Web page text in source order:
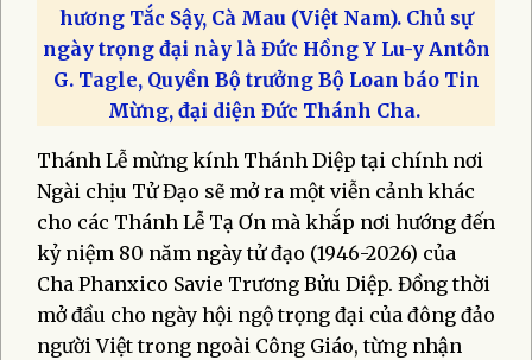
hương Tắc Sậy, Cà Mau (Việt Nam). Chủ sự
ngày trọng đại này là Đức Hồng Y Lu-y Antôn
G. Tagle, Quyền Bộ trưởng Bộ Loan báo Tin
Mừng, đại diện Đức Thánh Cha.
Thánh Lễ mừng kính Thánh Diệp tại chính nơi
Ngài chịu Tử Đạo sẽ mở ra một viễn cảnh khác
cho các Thánh Lễ Tạ Ơn mà khắp nơi hướng đến
kỷ niệm 80 năm ngày tử đạo (1946-2026) của
Cha Phanxico Savie Trương Bửu Diệp. Đồng thời
mở đầu cho ngày hội ngộ trọng đại của đông đảo
người Việt trong ngoài Công Giáo, từng nhận